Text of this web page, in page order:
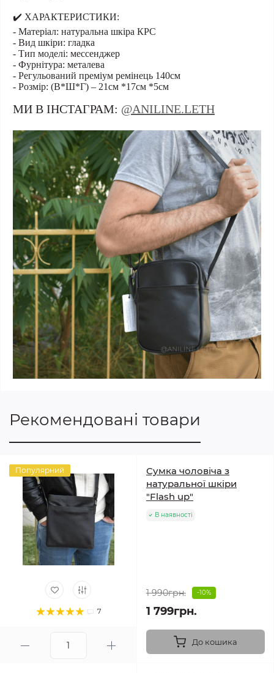
✔️ ХАРАКТЕРИСТИКИ:
- Матеріал: натуральна шкіра КРС
- Вид шкіри: гладка
- Тип моделі: мессенджер
- Фурнітура: металева
- Регульований преміум ремінець 140см
- Розмір: (В*Ш*Г) – 21см *17см *5см
МИ В ІНСТАГРАМ: @ANILINE.LETH
Рекомендовані товари
Популярний
7
Сумка чоловіча з
натуральної шкіри
"Flash up"
В наявності
1 990грн. -10%
1 799грн.
До кошика